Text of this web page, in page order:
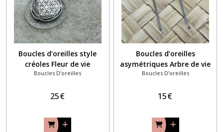
Boucles d’oreilles style
créoles Fleur de vie
Boucles D’oreilles
25€
Boucles d’oreilles
asymétriques Arbre de vie
Boucles D’oreilles
15€